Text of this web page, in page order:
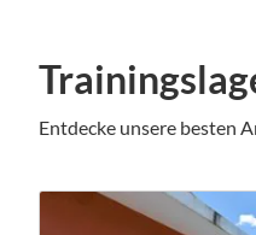
Entdecke unsere besten